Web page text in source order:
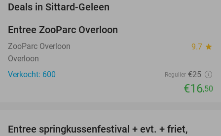
Deals in Sittard-Geleen
TODAY
Entree ZooParc Overloon
ZooParc Overloon 9.7 star
Overloon
Verkocht: 600
Regulier €25
€16,50
Entree springkussenfestival + evt. + friet,